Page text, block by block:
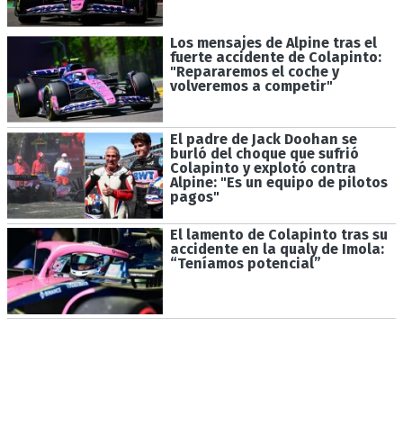
Los mensajes de Alpine tras el
fuerte accidente de Colapinto:
"Repararemos el coche y
volveremos a competir"
El padre de Jack Doohan se
burló del choque que sufrió
Colapinto y explotó contra
Alpine: "Es un equipo de pilotos
pagos"
El lamento de Colapinto tras su
accidente en la qualy de Imola:
“Teníamos potencial”